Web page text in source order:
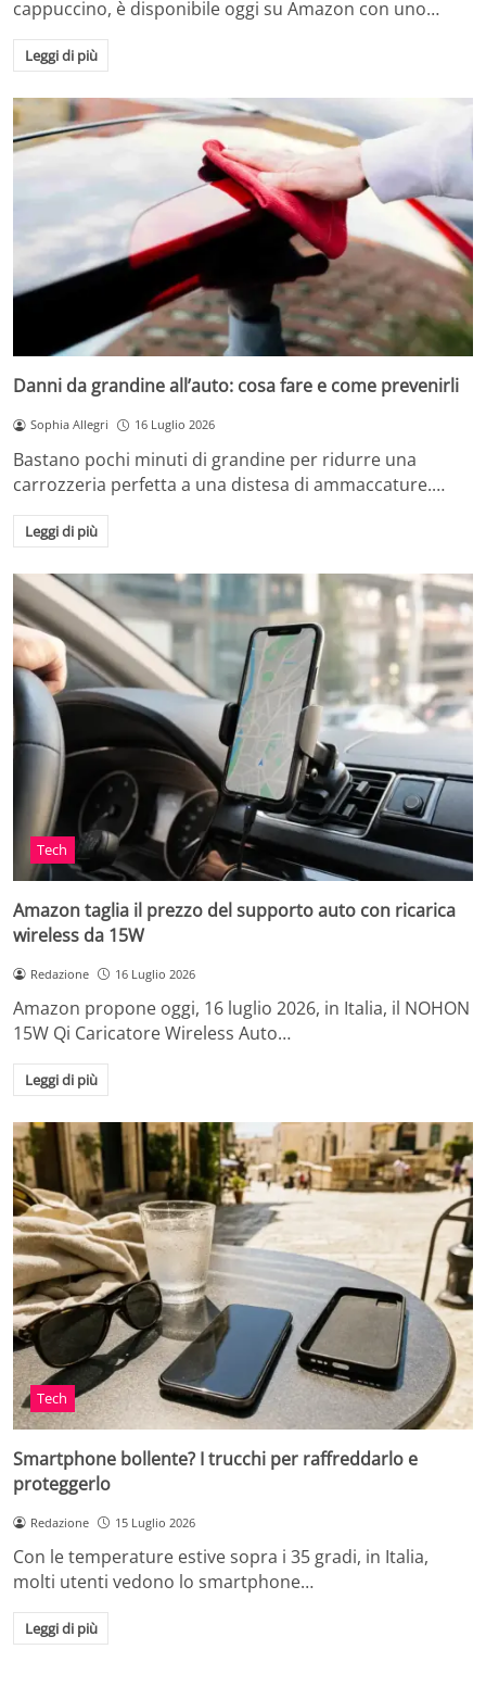
cappuccino, è disponibile oggi su Amazon con uno…
Leggi di più
Danni da grandine all’auto: cosa fare e come prevenirli
Sophia Allegri 16 Luglio 2026
Bastano pochi minuti di grandine per ridurre una
carrozzeria perfetta a una distesa di ammaccature.…
Leggi di più
Tech
Amazon taglia il prezzo del supporto auto con ricarica
wireless da 15W
Redazione 16 Luglio 2026
Amazon propone oggi, 16 luglio 2026, in Italia, il NOHON
15W Qi Caricatore Wireless Auto…
Leggi di più
Tech
Smartphone bollente? I trucchi per raffreddarlo e
proteggerlo
Redazione 15 Luglio 2026
Con le temperature estive sopra i 35 gradi, in Italia,
molti utenti vedono lo smartphone…
Leggi di più